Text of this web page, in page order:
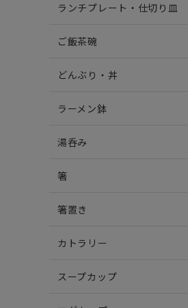
ランチプレート・仕切り皿
ご飯茶碗
どんぶり・丼
ラーメン鉢
湯呑み
箸
箸置き
カトラリー
スープカップ